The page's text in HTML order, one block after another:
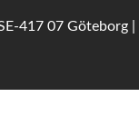
417 07 Göteborg |